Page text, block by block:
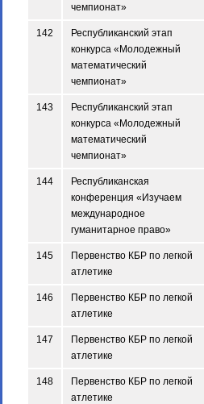
чемпионат»
142
Республиканский этап
конкурса «Молодежный
математический
чемпионат»
143
Республиканский этап
конкурса «Молодежный
математический
чемпионат»
144
Республиканская
конференция «Изучаем
международное
гуманитарное право»
145
Первенство КБР по легкой
атлетике
146
Первенство КБР по легкой
атлетике
147
Первенство КБР по легкой
атлетике
148
Первенство КБР по легкой
атлетике